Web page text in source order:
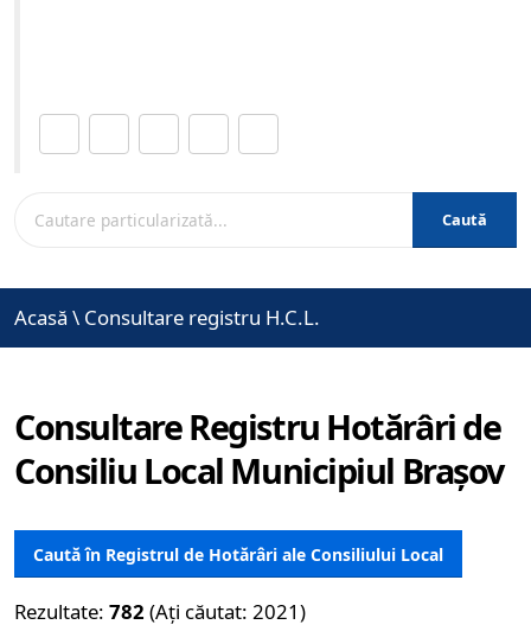
Caută
Acasă \ Consultare registru H.C.L.
Consultare Registru Hotărâri de
Consiliu Local Municipiul Brașov
Caută în Registrul de Hotărâri ale Consiliului Local
Rezultate: 782 (Ați căutat: 2021)